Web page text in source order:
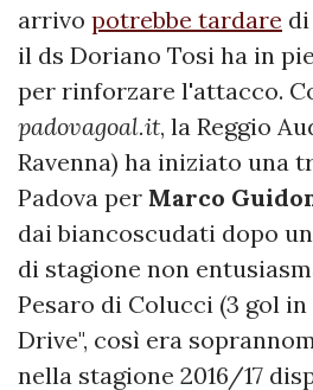
arrivo potrebbe tardare
il ds Doriano Tosi ha in
per rinforzare l'attacco.
padovagoal.it, la Reggio
Ravenna) ha iniziato una
Padova per Marco
dai biancoscudati dopo
di stagione non
Pesaro di Colucci (3 gol in
Drive", così era
nella stagione 2016/17